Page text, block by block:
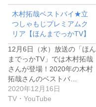
木村拓哉ベストバイ★立
つしゃもじプレミアムク
リア【ほんまでっかTV】
12月6日（水）放送の「ほん
までっかTV」では木村拓哉
さんが登場！2020年の木村
拓哉さんのベストバ…
2020年12月16日
TV・YouTube